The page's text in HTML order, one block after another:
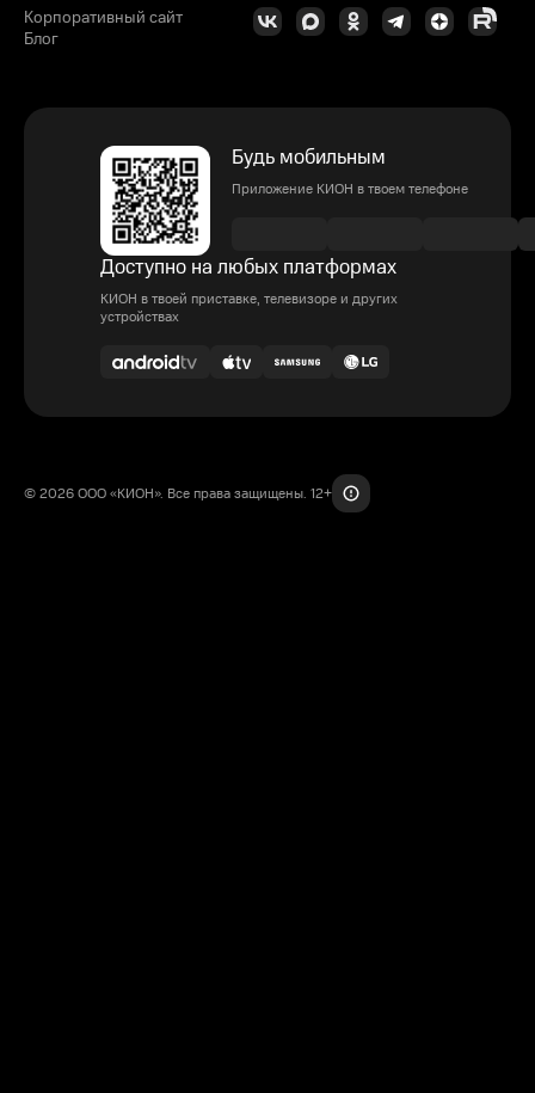
Корпоративный сайт
Блог
Будь мобильным
Приложение КИОН в твоем телефоне
Доступно на любых платформах
КИОН в твоей приставке, телевизоре и других
устройствах
© 2026 ООО «КИОН». Все права защищены. 12+